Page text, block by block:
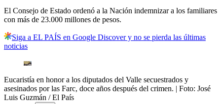
El Consejo de Estado ordenó a la Nación indemnizar a los familiares
con más de 23.000 millones de pesos.
Siga a EL PAÍS en Google Discover y no se pierda las últimas
noticias
Eucaristía en honor a los diputados del Valle secuestrados y
asesinados por las Farc, doce años después del crimen. | Foto: José
Luis Guzmán / El País